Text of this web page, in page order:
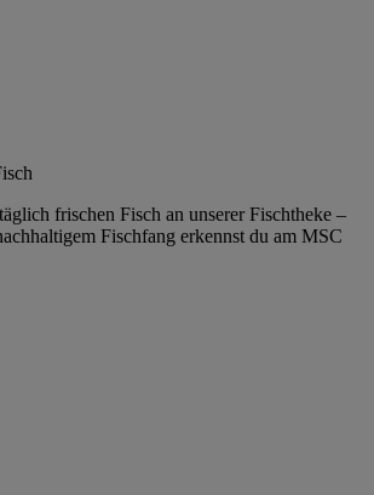
frischen Fisch an unserer Fischtheke –
Fischfang erkennst du am MSC